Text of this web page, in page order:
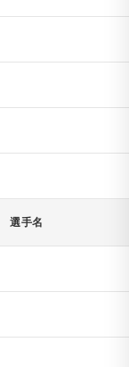
選手名